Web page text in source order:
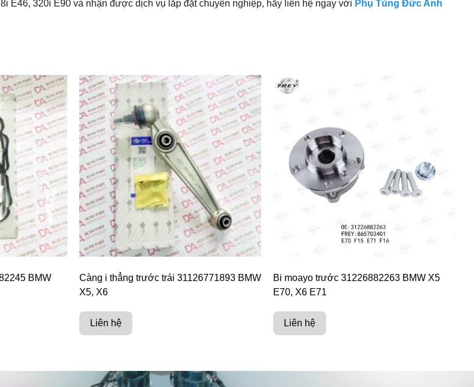
E46, 320i E90 và nhận được dịch vụ lắp đặt chuyên nghiệp, hãy liên hệ ngay với Phụ Tùng Đức Anh
BMW
Càng i thẳng trước trái 31126771893 BMW
X5, X6
Liên hệ
Bi moayo trước 31226882263 BMW X5
E70, X6 E71
Liên hệ